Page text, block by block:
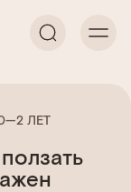
ЛЕТ